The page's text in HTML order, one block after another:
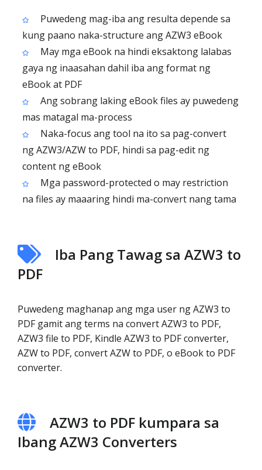
Puwedeng mag-iba ang resulta depende sa
kung paano naka-structure ang AZW3 eBook
May mga eBook na hindi eksaktong lalabas
gaya ng inaasahan dahil iba ang format ng
eBook at PDF
Ang sobrang laking eBook files ay puwedeng
mas matagal ma-process
Naka-focus ang tool na ito sa pag-convert
ng AZW3/AZW to PDF, hindi sa pag-edit ng
content ng eBook
Mga password-protected o may restriction
na files ay maaaring hindi ma-convert nang tama
Iba Pang Tawag sa AZW3 to
PDF
Puwedeng maghanap ang mga user ng AZW3 to
PDF gamit ang terms na convert AZW3 to PDF,
AZW3 file to PDF, Kindle AZW3 to PDF converter,
AZW to PDF, convert AZW to PDF, o eBook to PDF
converter.
AZW3 to PDF kumpara sa
Ibang AZW3 Converters